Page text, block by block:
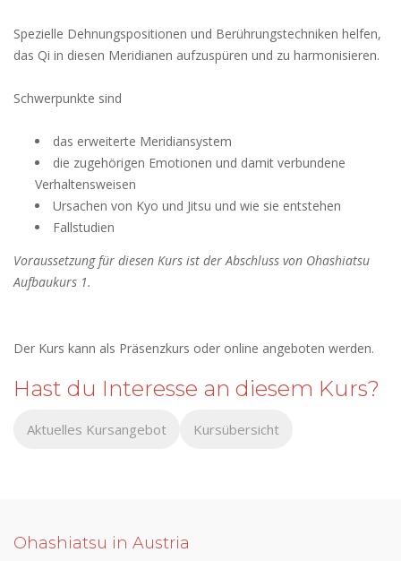
Spezielle Dehnungspositionen und Berührungstechniken helfen,
das Qi in diesen Meridianen aufzuspüren und zu harmonisieren.
Schwerpunkte sind
das erweiterte Meridiansystem
die zugehörigen Emotionen und damit verbundene
Verhaltensweisen
Ursachen von Kyo und Jitsu und wie sie entstehen
Fallstudien
Voraussetzung für diesen Kurs ist der Abschluss von Ohashiatsu
Aufbaukurs 1.
Der Kurs kann als Präsenzkurs oder online angeboten werden.
Hast du Interesse an diesem Kurs?
Aktuelles Kursangebot Kursübersicht
Ohashiatsu in Austria